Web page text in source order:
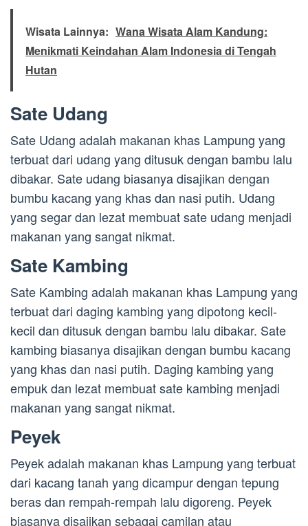
Wisata Lainnya: Wana Wisata Alam Kandung:
Menikmati Keindahan Alam Indonesia di Tengah
Hutan
Sate Udang
Sate Udang adalah makanan khas Lampung yang
terbuat dari udang yang ditusuk dengan bambu lalu
dibakar. Sate udang biasanya disajikan dengan
bumbu kacang yang khas dan nasi putih. Udang
yang segar dan lezat membuat sate udang menjadi
makanan yang sangat nikmat.
Sate Kambing
Sate Kambing adalah makanan khas Lampung yang
terbuat dari daging kambing yang dipotong kecil-
kecil dan ditusuk dengan bambu lalu dibakar. Sate
kambing biasanya disajikan dengan bumbu kacang
yang khas dan nasi putih. Daging kambing yang
empuk dan lezat membuat sate kambing menjadi
makanan yang sangat nikmat.
Peyek
Peyek adalah makanan khas Lampung yang terbuat
dari kacang tanah yang dicampur dengan tepung
beras dan rempah-rempah lalu digoreng. Peyek
biasanya disajikan sebagai camilan atau